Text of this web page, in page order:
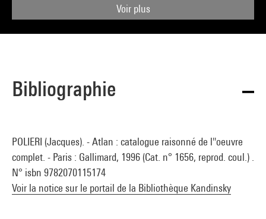
Voir plus
Bibliographie
POLIERI (Jacques). - Atlan : catalogue raisonné de l''oeuvre
complet. - Paris : Gallimard, 1996 (Cat. n° 1656, reprod. coul.) .
N° isbn 9782070115174
Voir la notice sur le portail de la Bibliothèque Kandinsky